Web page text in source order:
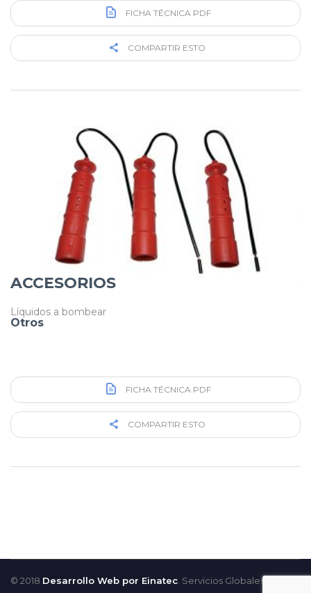
FICHA TÉCNICA PDF
COMPARTIR ESTO
ACCESORIOS
Líquidos a bombear
Otros
FICHA TÉCNICA PDF
COMPARTIR ESTO
© 2018 Desarrollo Web por Einatec. Servicios Globales para